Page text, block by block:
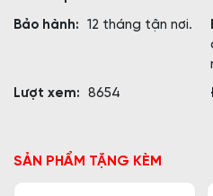
Bảo hành:
12 tháng tận nơi.
Lượt xem:
8654
SẢN PHẨM TẶNG KÈM